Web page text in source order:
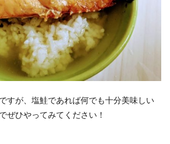
すが、塩鮭であれば何でも十分美味しい
ぜひやってみてください！